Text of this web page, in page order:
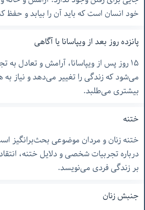
خود انسان است که باید آن را بیابد و حفظ
پانزده روز بعد از ویپاسانا یا آگاهی
۱۵ روز پس از ویپاسانا، آرامش و تعادل
می‌شود که زندگی را تغییر می‌دهد و نیاز به
بیشتری می‌طلبد.
ختنه
ختنه زنان و مردان موضوعی بحث‌برانگیز
درباره تجربیات شخصی و دلایل ختنه،
بر زندگی فردی می‌نویسد.
جنبش زنان